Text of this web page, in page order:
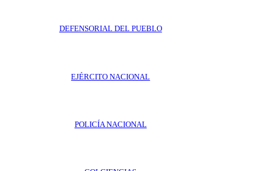
DEFENSORIAL DEL PUEBLO
EJÉRCITO NACIONAL
POLICÍA NACIONAL